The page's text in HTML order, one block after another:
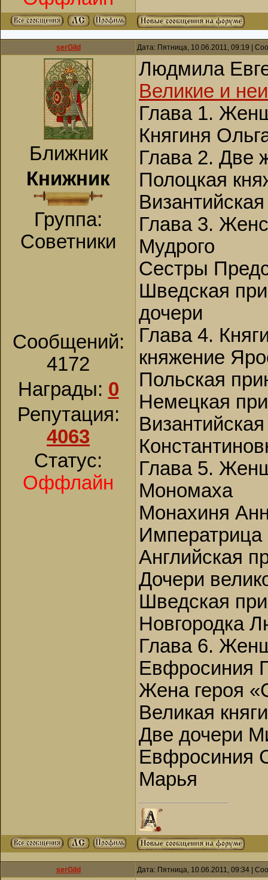
serGild Дата: Пятница, 10.06.2011, 09:19 |
Ближник
Книжник
Группа:
Советники
Сообщений:
4172
Награды: 0
Репутация:
4063
Статус:
Оффлайн
Людмила
Великие и
Глава 1.
Княгиня
Глава 2. Две
Полоцкая
Глава 3.
Мудрого
Сестры
Шведская
дочери
Глава 4.
княжение
Польская
Немецкая
Глава 5.
Мономаха
Монахиня
Императрица
Английская
Дочери
Шведская
Новгородка
Глава 6.
Евфросиния
Жена героя
Великая
Две дочери
Евфросиния
Марья
serGild Дата: Пятница, 10.06.2011, 09:34 |